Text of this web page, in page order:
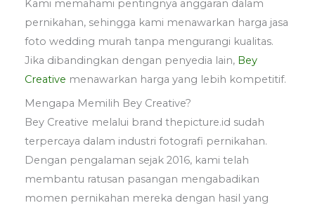
Kami memahami pentingnya anggaran dalam
pernikahan, sehingga kami menawarkan harga jasa
foto wedding murah tanpa mengurangi kualitas.
Jika dibandingkan dengan penyedia lain, Bey
Creative menawarkan harga yang lebih kompetitif.
Mengapa Memilih Bey Creative?
Bey Creative melalui brand thepicture.id sudah
terpercaya dalam industri fotografi pernikahan.
Dengan pengalaman sejak 2016, kami telah
membantu ratusan pasangan mengabadikan
momen pernikahan mereka dengan hasil yang